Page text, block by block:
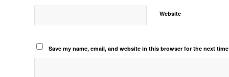
Website
Save my name, email, and website in this browser for the next